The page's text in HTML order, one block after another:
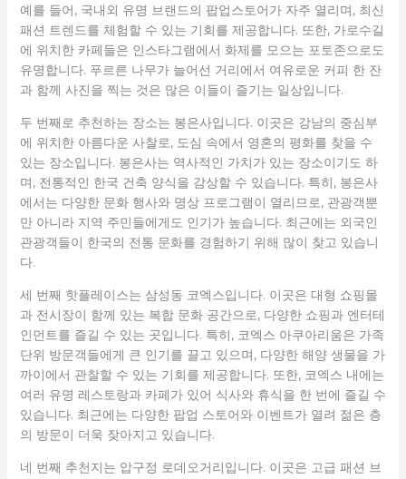
예를 들어, 국내외 유명 브랜드의 팝업스토어가 자주 열리며, 최신
패션 트렌드를 체험할 수 있는 기회를 제공합니다. 또한, 가로수길
에 위치한 카페들은 인스타그램에서 화제를 모으는 포토존으로도
유명합니다. 푸르른 나무가 늘어선 거리에서 여유로운 커피 한 잔
과 함께 사진을 찍는 것은 많은 이들이 즐기는 일상입니다.
두 번째로 추천하는 장소는 봉은사입니다. 이곳은 강남의 중심부
에 위치한 아름다운 사찰로, 도심 속에서 영혼의 평화를 찾을 수
있는 장소입니다. 봉은사는 역사적인 가치가 있는 장소이기도 하
며, 전통적인 한국 건축 양식을 감상할 수 있습니다. 특히, 봉은사
에서는 다양한 문화 행사와 명상 프로그램이 열리므로, 관광객뿐
만 아니라 지역 주민들에게도 인기가 높습니다. 최근에는 외국인
관광객들이 한국의 전통 문화를 경험하기 위해 많이 찾고 있습니
다.
세 번째 핫플레이스는 삼성동 코엑스입니다. 이곳은 대형 쇼핑몰
과 전시장이 함께 있는 복합 문화 공간으로, 다양한 쇼핑과 엔터테
인먼트를 즐길 수 있는 곳입니다. 특히, 코엑스 아쿠아리움은 가족
단위 방문객들에게 큰 인기를 끌고 있으며, 다양한 해양 생물을 가
까이에서 관찰할 수 있는 기회를 제공합니다. 또한, 코엑스 내에는
여러 유명 레스토랑과 카페가 있어 식사와 휴식을 한 번에 즐길 수
있습니다. 최근에는 다양한 팝업 스토어와 이벤트가 열려 젊은 층
의 방문이 더욱 잦아지고 있습니다.
네 번째 추천지는 압구정 로데오거리입니다. 이곳은 고급 패션 브